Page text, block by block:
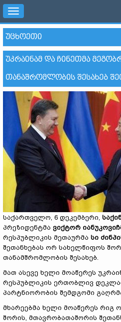
Toggle
navigation
ᲣᲪᲮᲝᲔᲗᲘ
ᲣᲙᲠᲐᲘᲜᲐᲛ ᲓᲐ ᲩᲘᲜᲔᲗᲛᲐ
ᲗᲐᲜᲐᲨᲠᲝᲛᲚᲝᲑᲘᲡ ᲨᲔᲡᲐᲮᲔᲑ
საქართველო, 6 დეკემბერი,
პრეზიდენტმა ვიქტორ
რესპუბლიკის მეთაურმა სი
შეთანხებას ორ სახელწიფოს
თანამშრომლობის შესახებ.
მათ ასევე ხელი მოაწერეს
რესპუბლიკის ერთობლივ
პარტნიორობის შემდგომი
მხარეებმა ხელი მოაწერეს რიგ
შორის, მთავრობათაშორის